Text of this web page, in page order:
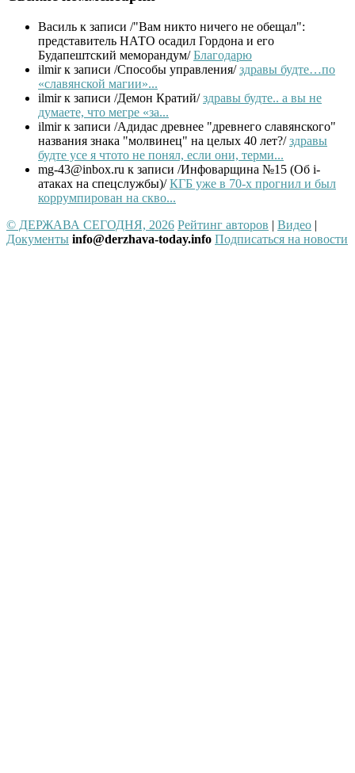
Василь к записи /"Вам никто ничего не обещал":
представитель НАТО осадил Гордона и его
Будапештский меморандум/Благодарю
ilmirк записи /Способы управления/здравы будте…по
«славянской магии»...
ilmirк записи /Демон Кратий/здравы будте.. а вы не
думаете, что мегре «за...
ilmirк записи /Адидас древнее "древнего славянского"
названия знака "молвинец" на целых 40 лет?/здравы
будте усе я чтото не понял, если они, терми...
mg-43@inbox.ru к записи /Инфоварщина №15 (Об i-
атаках на спецслужбы)/КГБ уже в 70-х прогнил и был
коррумпирован на скво...
© ДЕРЖАВА СЕГОДНЯ, 2026 Рейтинг авторов | Видео |
Документы info@derzhava-today.info Подписаться на новости